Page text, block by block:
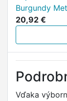
Burgundy
20,92 €
Vďaka